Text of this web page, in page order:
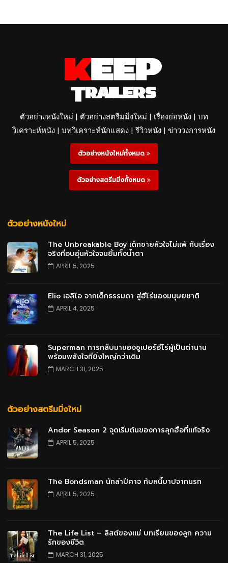
ตัวอย่างหนังใหม่ | ตัวอย่างสตรีมมิ่งใหม่ | เรื่องย่อหนัง | บท
วิเคราะห์หนัง | บทวิเคราะห์นักแสดง | รีวิวหนัง | ข่าววงการหนัง
ตัวอย่างหนังใหม่ทั้งหมด
ตัวอย่างสตรีมมิ่งทั้งหมด
ตัวอย่างหนังใหม่
The Unbreakable Boy เด็กชายหัวใจไม่แพ้ กับเรื่อง
จริงที่อบอุ่นหัวใจจนยิ้มทั้งน้ำตา
APRIL 5, 2025
Elio เอลิโอ จากเด็กธรรมดา สู่ฮีโร่ของมนุษยชาติ
APRIL 4, 2025
Superman การกลับมาของซูเปอร์ฮีโร่ผู้เป็นตำนาน
พร้อมพลังใจที่ยิ่งใหญ่กว่าเดิม
MARCH 31, 2025
ตัวอย่างสตรีมมิ่งใหม่
Andor Season 2 จุดเริ่มต้นของการลุกฮือที่แท้จริง
APRIL 5, 2025
The Bondsman นักล่าปีศาจ กับหนี้บาปจากนรก
APRIL 5, 2025
The Life List – ลิสต์ของแม่ บทเรียนของลูก ความ
รักของชีวิต
MARCH 31, 2025